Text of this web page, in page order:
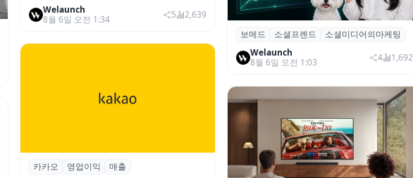
Welaunch
8월 6일 오전 1:34
5 2,639
카카오, 2026년 2분기 매출 2조985억·영
카카오 영업이익
매출
보메드 ‘소셜프렌드’, 유튜브·인스타 등 6
개 SNS 마케팅 통합 지원
보메드 소셜프렌드
소셜미디어의마케팅
Welaunch
8월 6일 오전 1:03
4 1,692